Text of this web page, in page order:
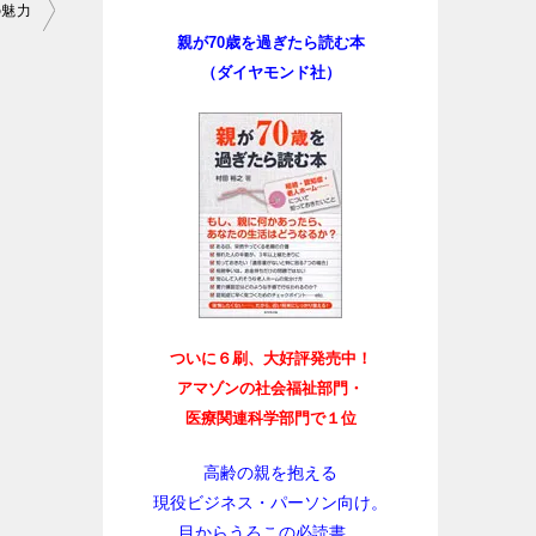
力
親が70歳を過ぎたら読む本
（ダイヤモンド社）
ついに６刷、大好評発売中！
アマゾンの社会福祉部門・
医療関連科学部門で１位
高齢の親を抱える
現役ビジネス・パーソン向け。
目からうろこの必読書。